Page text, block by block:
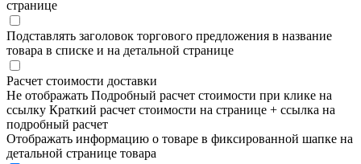
странице
Подставлять заголовок торгового предложения в название
товара в списке и на детальной странице
Расчет стоимости доставки
Не отображать Подробный расчет стоимости при клике на
ссылку Краткий расчет стоимости на странице + ссылка на
подробный расчет
Отображать информацию о товаре в фиксированной шапке на
детальной странице товара